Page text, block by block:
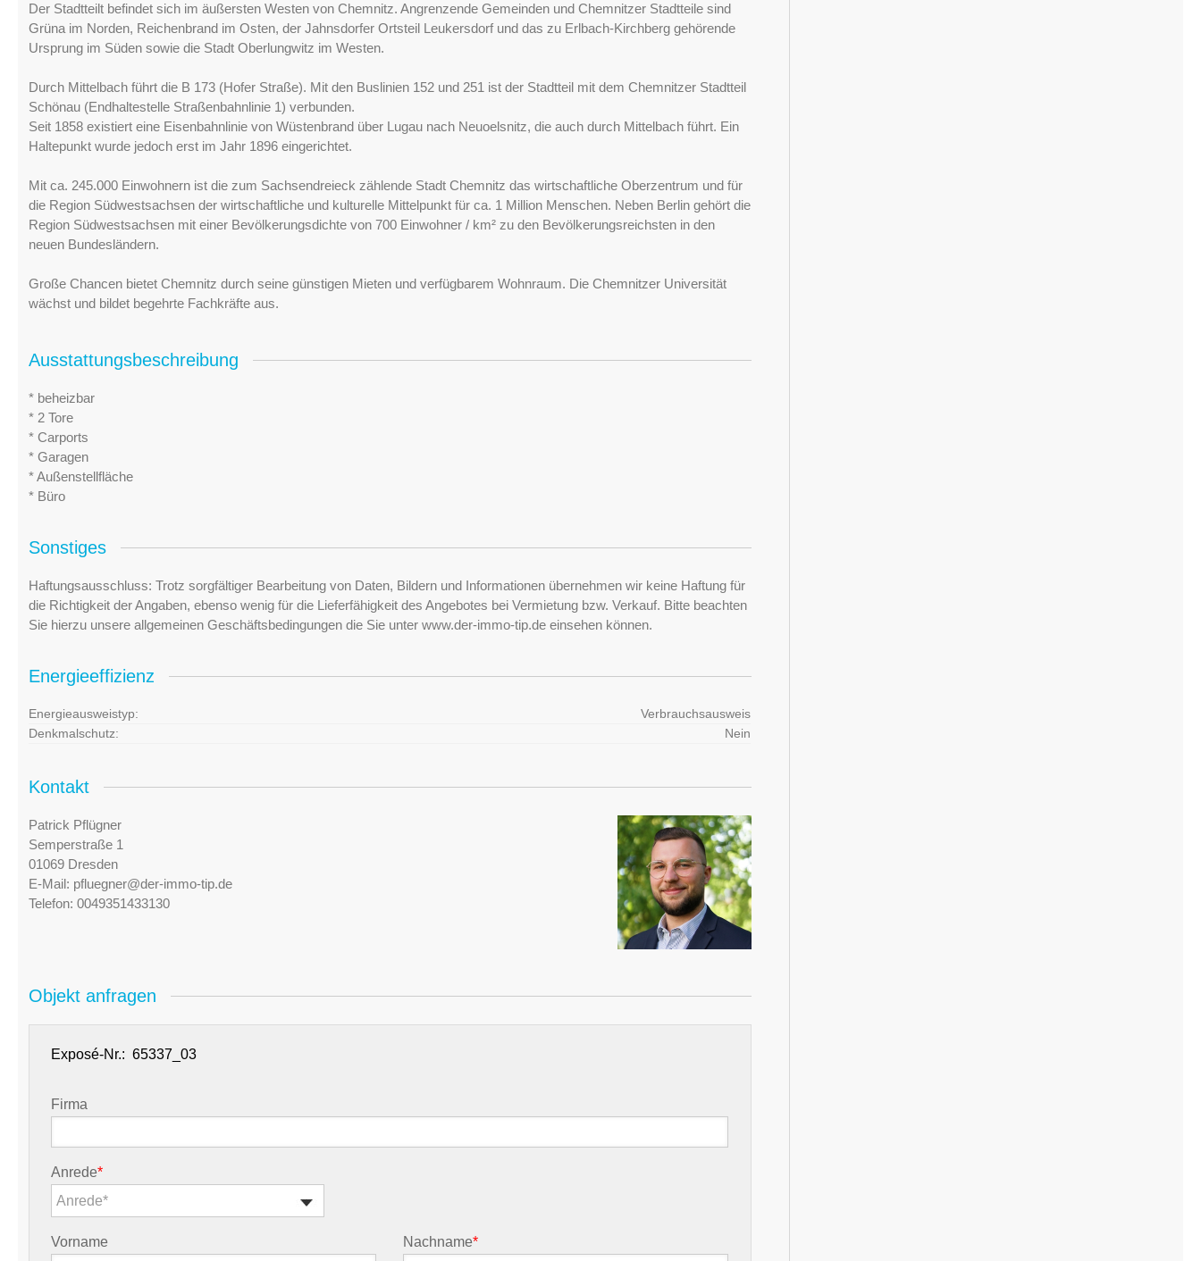
Der Stadtteilt befindet sich im äußersten Westen von Chemnitz. Angrenzende Gemeinden und Chemnitzer Stadtteile sind
Grüna im Norden, Reichenbrand im Osten, der Jahnsdorfer Ortsteil Leukersdorf und das zu Erlbach-Kirchberg gehörende
Ursprung im Süden sowie die Stadt Oberlungwitz im Westen.
Durch Mittelbach führt die B 173 (Hofer Straße). Mit den Buslinien 152 und 251 ist der Stadtteil mit dem Chemnitzer Stadtteil
Schönau (Endhaltestelle Straßenbahnlinie 1) verbunden.
Seit 1858 existiert eine Eisenbahnlinie von Wüstenbrand über Lugau nach Neuoelsnitz, die auch durch Mittelbach führt. Ein
Haltepunkt wurde jedoch erst im Jahr 1896 eingerichtet.
Mit ca. 245.000 Einwohnern ist die zum Sachsendreieck zählende Stadt Chemnitz das wirtschaftliche Oberzentrum und für
die Region Südwestsachsen der wirtschaftliche und kulturelle Mittelpunkt für ca. 1 Million Menschen. Neben Berlin gehört die
Region Südwestsachsen mit einer Bevölkerungsdichte von 700 Einwohner / km² zu den Bevölkerungsreichsten in den
neuen Bundesländern.
Große Chancen bietet Chemnitz durch seine günstigen Mieten und verfügbarem Wohnraum. Die Chemnitzer Universität
wächst und bildet begehrte Fachkräfte aus.
Ausstattungsbeschreibung
* beheizbar
* 2 Tore
* Carports
* Garagen
* Außenstellfläche
* Büro
Sonstiges
Haftungsausschluss: Trotz sorgfältiger Bearbeitung von Daten, Bildern und Informationen übernehmen wir keine Haftung für
die Richtigkeit der Angaben, ebenso wenig für die Lieferfähigkeit des Angebotes bei Vermietung bzw. Verkauf. Bitte beachten
Sie hierzu unsere allgemeinen Geschäftsbedingungen die Sie unter www.der-immo-tip.de einsehen können.
Energieeffizienz
Energieausweistyp:
Verbrauchsausweis
Denkmalschutz:
Nein
Kontakt
Patrick Pflügner
Semperstraße 1
01069 Dresden
E-Mail: pfluegner@der-immo-tip.de
Telefon: 0049351433130
Objekt anfragen
Exposé-Nr.:
Firma
Anrede*
Anrede*
Vorname Nachname*